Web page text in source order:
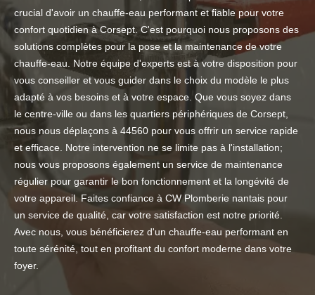
crucial d'avoir un chauffe-eau performant et fiable pour votre
confort quotidien à Corsept. C'est pourquoi nous proposons des
solutions complètes pour la pose et la maintenance de votre
chauffe-eau. Notre équipe d'experts est à votre disposition pour
vous conseiller et vous guider dans le choix du modèle le plus
adapté à vos besoins et à votre espace. Que vous soyez dans
le centre-ville ou dans les quartiers périphériques de Corsept,
nous nous déplaçons à 44560 pour vous offrir un service rapide
et efficace. Notre intervention ne se limite pas à l'installation;
nous vous proposons également un service de maintenance
régulier pour garantir le bon fonctionnement et la longévité de
votre appareil. Faites confiance à CW Plomberie nantais pour
un service de qualité, car votre satisfaction est notre priorité.
Avec nous, vous bénéficierez d'un chauffe-eau performant en
toute sérénité, tout en profitant du confort moderne dans votre
foyer.